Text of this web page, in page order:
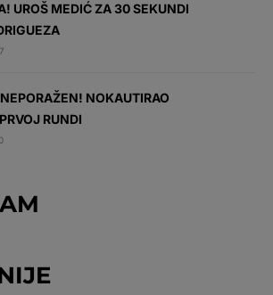
UROŠ MEDIĆ ZA 30 SEKUNDI
NOKAUTIRAO
RUNDI